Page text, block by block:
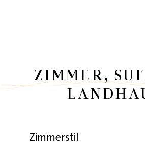
ZIMMER,
Zimmerstil